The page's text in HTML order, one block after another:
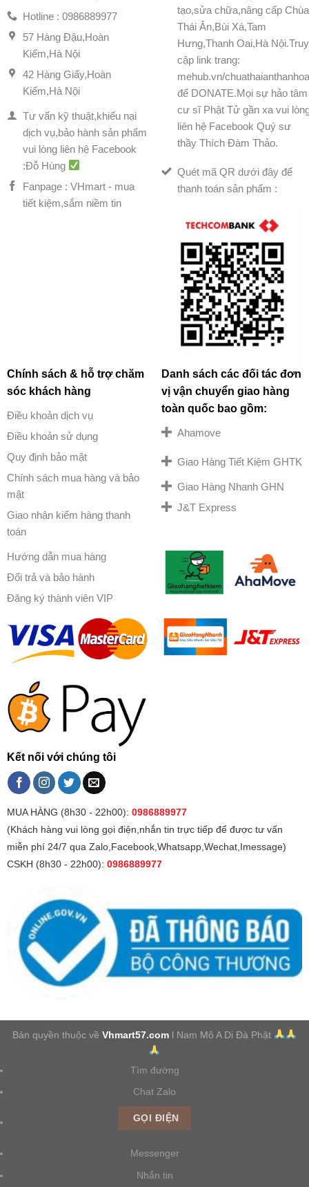
Hotline : 0986889977
57 Hàng Đậu,Hoàn
Kiếm,Hà Nội
42 Hàng Giấy,Hoàn
Kiếm,Hà Nội
Tư vấn kỹ thuật,khiếu nại
dịch vụ,bảo hành sản phẩm
vui lòng liên hệ Facebook
:Đỗ Hùng
Fanpage : VHmart - mua
tiết kiệm,sắm niềm tin
tạo,sửa chữa,nâng cấp Chùa
Thái Ân,Bùi Xá,Tam
Hưng,Thanh Oai,Hà Nội.Truy
cập link trang:
mehub.vn/
để DONATE.Mọi sự hảo tâm
cư sĩ Phật Tử gần xa vui
liên hệ Facebook Quý sư
thầy Thích Đàm Thảo.
Quét mã QR dưới đây để
thanh toán sản phẩm :
Chính sách & hỗ trợ chăm
sóc khách hàng
Điều khoản dịch vụ
Điều khoản sử dụng
Quy định bảo mật
Chính sách mua hàng và bảo
mật
Giao nhận kiểm hàng thanh
toán
Hướng dẫn mua hàng
Đổi trả và bảo hành
Đăng ký thành viên VIP
Danh sách các đối tác đơn
vị vận chuyển giao hàng
toàn quốc bao gồm:
Ahamove
Giao Hàng Tiết Kiệm GHTK
Giao Hàng Nhanh GHN
J&T Express
Kết nối với chúng tôi
MUA HÀNG (8h30 - 22h00): 0986889977
(Khách hàng vui lòng gọi điện,nhắn tin trực tiếp để được tư vấn
miễn phí 24/7 qua Zalo,Facebook,Whatsapp,Wechat,Imessage)
CSKH (8h30 - 22h00): 0986889977
Bản quyền thuộc vềVhmart57.com l Nam Mô A Di Đà Phật
Tìm đường
Chat Zalo
GỌI ĐIỆN
Messenger
Nhắn tin